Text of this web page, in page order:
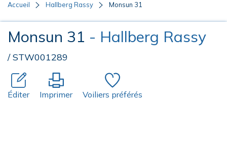
Accueil Hallberg Rassy Monsun 31
Monsun 31 - Hallberg Rassy
/ STW001289
Éditer Imprimer Voiliers préférés